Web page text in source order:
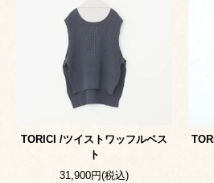
TORICI /ツイストワッフルベス
ト
31,900円(税込)